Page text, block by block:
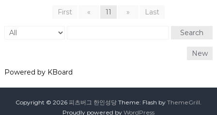
First « 11 » Last
Search
New
Powered by KBoard
Copyright © 2026 피츠버그 한인성당 Theme: Flash by ThemeGrill.
Proudly powered by WordPress